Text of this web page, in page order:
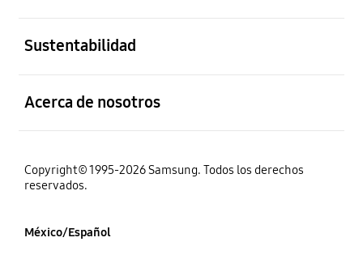
Sustentabilidad
Acerca de nosotros
Copyright© 1995-2026 Samsung. Todos los derechos
reservados.
México/Español